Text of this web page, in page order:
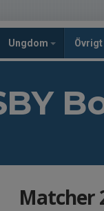
Ungdom Övrigt
Matcher